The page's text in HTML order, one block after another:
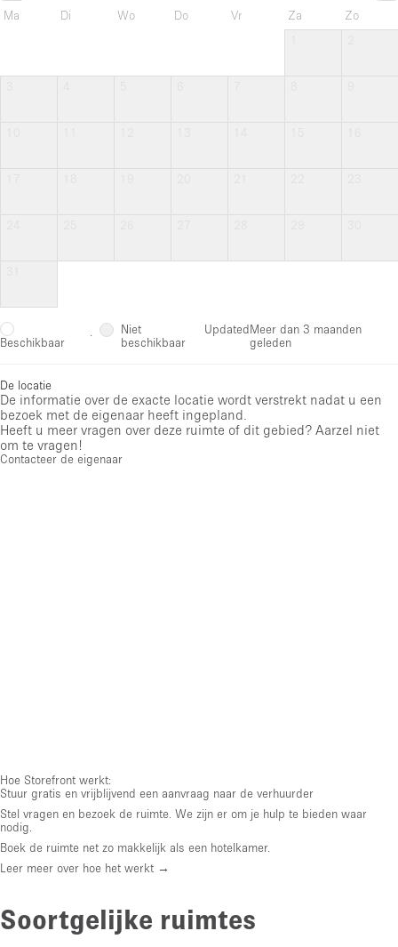
Ma
Di Wo Do Vr Za
Zo
Beschikbaar ·
Niet
beschikbaar
UpdatedMeer dan 3 maanden
geleden
De locatie
De informatie over de exacte locatie wordt verstrekt nadat u een
bezoek met de eigenaar heeft ingepland.
Heeft u meer vragen over deze ruimte of dit gebied? Aarzel niet
om te vragen!
Contacteer de eigenaar
Hoe Storefront werkt:
Stuur gratis en vrijblijvend een aanvraag naar de verhuurder
Stel vragen en bezoek de ruimte. We zijn er om je hulp te bieden waar
nodig.
Boek de ruimte net zo makkelijk als een hotelkamer.
Leer meer over hoe het werkt →
Soortgelijke ruimtes